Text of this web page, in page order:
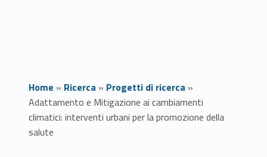
Home » Ricerca » Progetti di ricerca »
Adattamento e Mitigazione ai cambiamenti
climatici: interventi urbani per la promozione della
salute